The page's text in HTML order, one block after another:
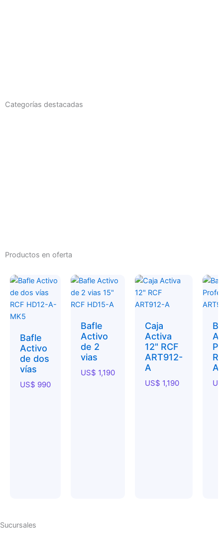
Categorías destacadas
Productos en oferta
Bafle
Activo
de dos
vías
US$ 990
Bafle
Activo
de 2
vias
US$ 1,190
Caja
Activa
12" RCF
ART912-
A
US$ 1,190
Sucursales